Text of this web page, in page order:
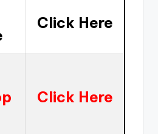
Click Here
Click Here